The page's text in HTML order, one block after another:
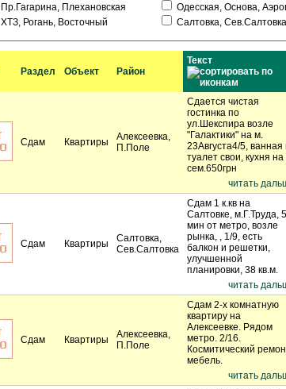
Пр.Гагарина, Плехановская
Одесская, Основа,
ХТЗ, Рогань, Восточный
Салтовка, Сев.Салтовка
Раздел Объект Район
Текст
Сдам Квартиры
Алексеевка,
П.Поле
Сдается чистая
гостинка по
ул.Шекспира возле
"Галактики" на м.
23Августа4/5, ванная
туалет свои, кухня на
сем.650грн
читать
Сдам Квартиры
Салтовка,
Сев.Салтовка
Сдам 1 к.кв на
Салтовке, м.Г.Труда, 5
мин от метро, возле
рынка, , 1/9, есть
балкон и решетки,
улучшенной
планировки, 38 кв.м.
читать
Сдам Квартиры
Алексеевка,
П.Поле
Сдам 2-х комнатную
квартиру на
Алексеевке. Рядом
метро. 2/16.
Космитический
мебель.
читать